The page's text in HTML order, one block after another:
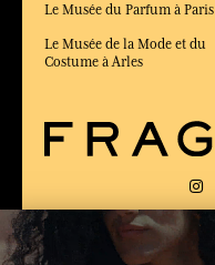
Le Musée du Parfum à Paris
Le Musée de la Mode et du
Costume à Arles
FR